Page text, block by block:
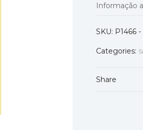
Informação
Tipo
Tamanho
SKU: P1466 -
Categories:
Share